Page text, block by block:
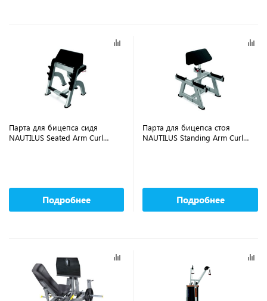
Парта для бицепса сидя
NAUTILUS Seated Arm Curl
Подробнее
Парта для бицепса стоя
NAUTILUS Standing Arm Curl
Подробнее